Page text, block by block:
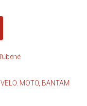
VELO. MOTO, BANTAM